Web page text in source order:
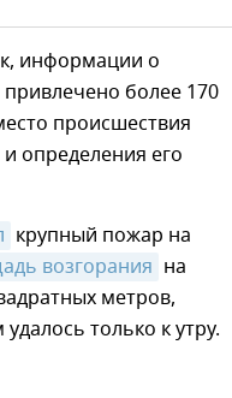
информации о
более 170
происшествия
определения его
крупный пожар на
возгорания на
метров,
удалось только к утру.